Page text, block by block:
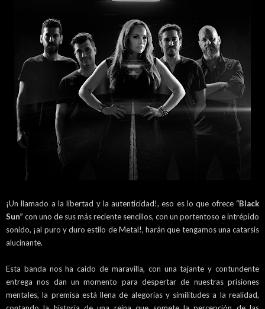
¡Un llamado a la libertad y la autenticidad!, eso es lo que ofrece “Black
Sun” con uno de sus más reciente sencillos, con un portentoso e intrépido
sonido, ¡al puro y duro estilo de Metal!, harán que tengamos una catarsis
alucinante.
Esta banda nos ha caído de maravilla, con una tajante y contundente
entrega nos dan un momento para despertar de nuestras prisiones
mentales, la premisa está llena de alegorías y similitudes a la realidad,